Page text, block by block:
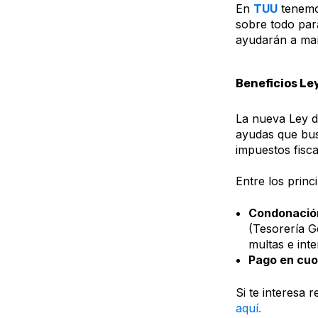
En TUU
sobre todo
ayudarán a
Beneficios
La nueva Ley
ayudas que
impuestos
Entre los
(Tesorería
multas e
Pago en
Si te interesa
aquí.